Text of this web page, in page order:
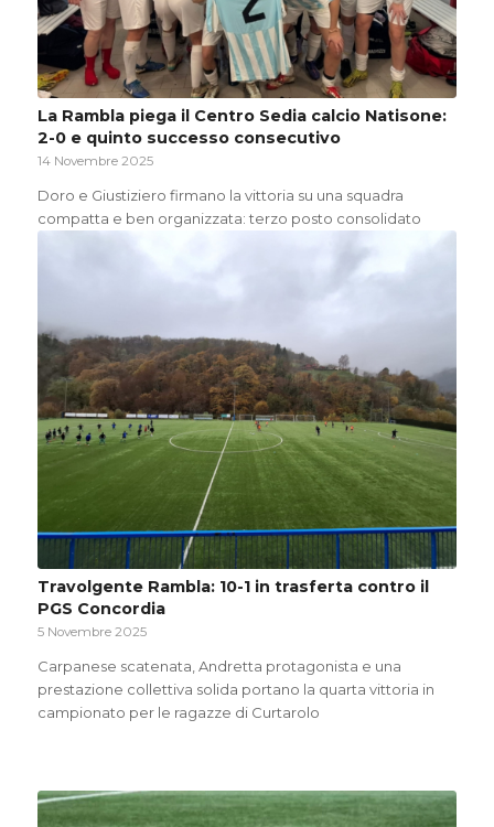
La Rambla piega il Centro Sedia calcio Natisone:
2-0 e quinto successo consecutivo
14 Novembre 2025
Doro e Giustiziero firmano la vittoria su una squadra
compatta e ben organizzata: terzo posto consolidato
Travolgente Rambla: 10-1 in trasferta contro il
PGS Concordia
5 Novembre 2025
Carpanese scatenata, Andretta protagonista e una
prestazione collettiva solida portano la quarta vittoria in
campionato per le ragazze di Curtarolo